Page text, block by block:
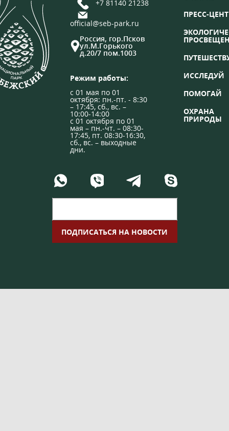
+7 81140 21238
official@seb-park.ru
Россия, гор.Псков
ул.М.Горького
д.20/7 пом.1003
Режим работы:
с 01 мая по 01
октября: пн.-пт. - 8:30
– 17:45, сб., вс. –
10:00-14:00
с 01 октября по 01
мая – пн.-чт. – 08:30-
17:45, пт. 08:30-16:30,
сб., вс. – выходные
дни.
ПРЕСС-
ИССЛЕДУЙ
ПОМОГАЙ
ОХРАНА
ПРИРОДЫ